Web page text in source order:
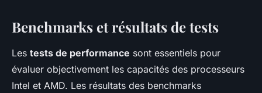
Benchmarks et résultats de tests
Les tests de performance sont essentiels pour
évaluer objectivement les capacités des processeurs
Intel et AMD. Les résultats des benchmarks